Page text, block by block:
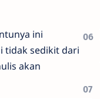
ini
tidak sedikit dari
akan